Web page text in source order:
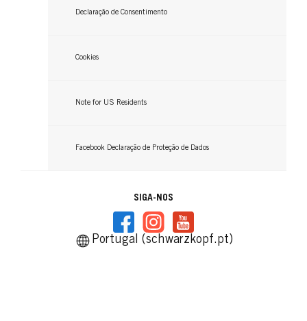
Declaração de Consentimento
Cookies
Note for US Residents
Facebook Declaração de Proteção de Dados
SIGA-NOS
Portugal (schwarzkopf.pt)